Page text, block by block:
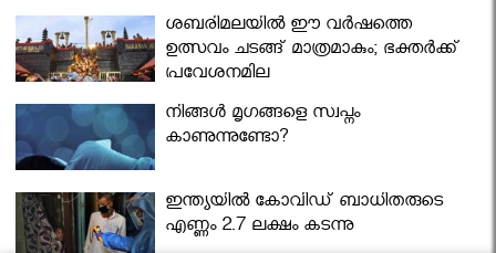
ശബരിമലയില്‍ ഈ വർഷത്തെ
ഉത്സവം ചടങ്ങ് മാത്രമാകും; ഭക്തർക്ക്
പ്രവേശനമില്ല
നിങ്ങള്‍ മൃഗങ്ങളെ സ്വപ്നം
കാണുന്നുണ്ടോ?
ഇന്ത്യയിൽ കോവിഡ് ബാധിതരുടെ
എണ്ണം 2.7 ലക്ഷം കടന്നു